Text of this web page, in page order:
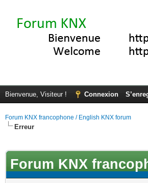
Bienvenue, Visiteur ! Connexion
Forum KNX francophone / English KNX forum
Erreur
Forum KNX